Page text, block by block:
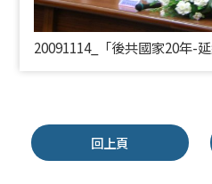
20091114_「後共國家20年-
回上頁